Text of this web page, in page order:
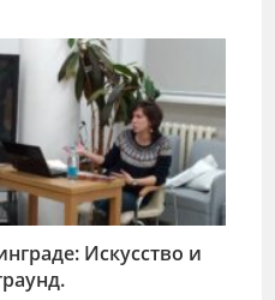
Искусство и